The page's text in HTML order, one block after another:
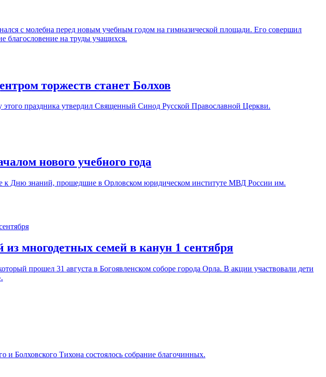
с молебна перед новым учебным годом на гимназической площади. Его совершил
благословение на труды учащихся.
торжеств станет Болхов
этого праздника утвердил Священный Синод Русской Православной Церкви.
нового учебного года
к Дню знаний, прошедшие в Орловском юридическом институте МВД России им.
многодетных семей в канун 1 сентября
прошел 31 августа в Богоявленском соборе города Орла. В акции участвовали дети
и Болховского Тихона состоялось собрание благочинных.